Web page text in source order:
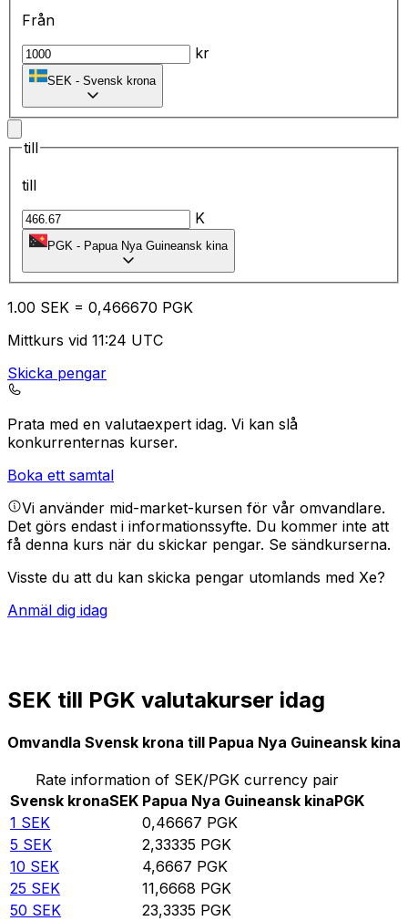
Från
kr
SEK - Svensk krona
till
till
K
PGK - Papua Nya Guineansk kina
1.00 SEK = 0,466670 PGK
Mittkurs vid 11:24 UTC
Skicka pengar
Prata med en valutaexpert idag. Vi kan slå
konkurrenternas kurser.
Boka ett samtal
Vi använder mid-market-kursen för vår omvandlare.
Det görs endast i informationssyfte. Du kommer inte att
få denna kurs när du skickar pengar. Se sändkurserna.
Visste du att du kan skicka pengar utomlands med Xe?
Anmäl dig idag
SEK till PGK valutakurser idag
Omvandla Svensk krona till Papua Nya Guineansk kina
Rate information of SEK/PGK currency pair
Svensk kronaSEK Papua Nya Guineansk kinaPGK
1 SEK 0,46667 PGK
5 SEK 2,33335 PGK
10 SEK 4,6667 PGK
25 SEK 11,6668 PGK
50 SEK 23,3335 PGK